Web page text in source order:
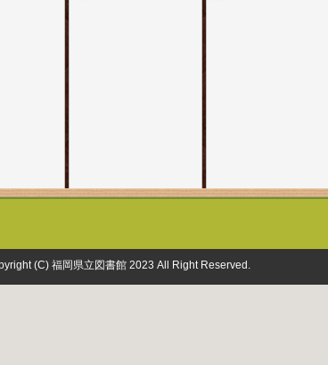
(C) 福岡県立図書館 2023 All Right Reserved.